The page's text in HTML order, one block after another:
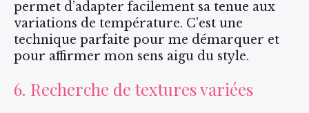
permet d’adapter facilement sa tenue aux
variations de température. C’est une
technique parfaite pour me démarquer et
pour affirmer mon sens aigu du style.
6. Recherche de textures variées